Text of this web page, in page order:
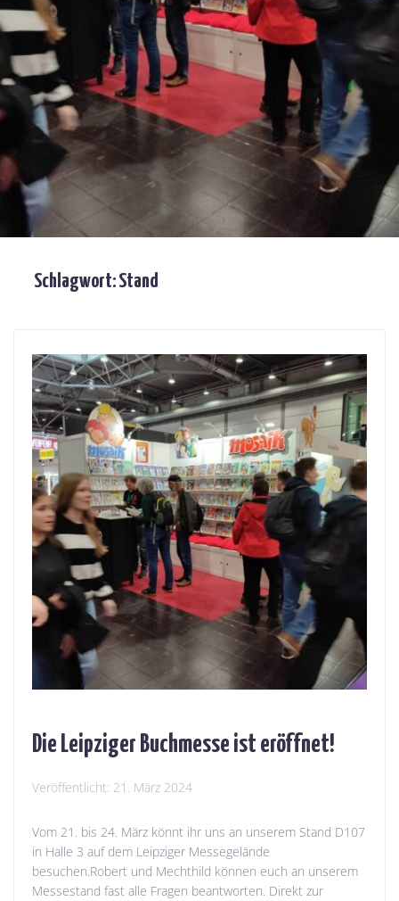
Schlagwort:Stand
Die Leipziger Buchmesse ist eröffnet!
Veröffentlicht: 21. März 2024
Vom 21. bis 24. März könnt ihr uns an unserem Stand D107
in Halle 3 auf dem Leipziger Messegelände
besuchen.Robert und Mechthild können euch an unserem
Messestand fast alle Fragen beantworten. Direkt zur